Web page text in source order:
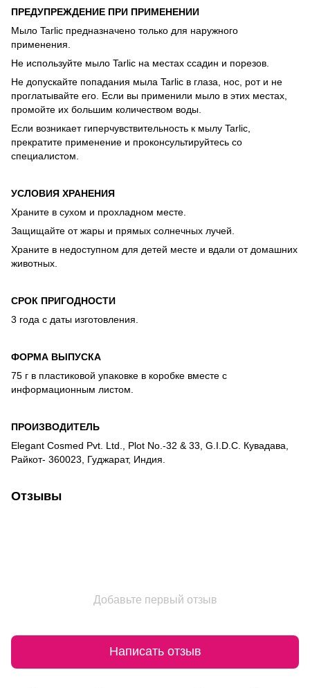
ПРЕДУПРЕЖДЕНИЕ ПРИ ПРИМЕНЕНИИ
Мыло Tarlic предназначено только для наружного
применения.
Не используйте мыло Tarlic на местах ссадин и порезов.
Не допускайте попадания мыла Tarlic в глаза, нос, рот и не
проглатывайте его. Если вы применили мыло в этих местах,
промойте их большим количеством воды.
Если возникает гиперчувствительность к мылу Tarlic,
прекратите применение и проконсультируйтесь со
специалистом.
УСЛОВИЯ ХРАНЕНИЯ
Храните в сухом и прохладном месте.
Защищайте от жары и прямых солнечных лучей.
Храните в недоступном для детей месте и вдали от домашних
животных.
СРОК ПРИГОДНОСТИ
3 года с даты изготовления.
ФОРМА ВЫПУСКА
75 г в пластиковой упаковке в коробке вместе с
информационным листом.
ПРОИЗВОДИТЕЛЬ
Elegant Cosmed Pvt. Ltd., Plot No.-32 & 33, G.I.D.C. Кувадава,
Райкот- 360023, Гуджарат, Индия.
Отзывы
Добавьте первый отзыв
Написать отзыв